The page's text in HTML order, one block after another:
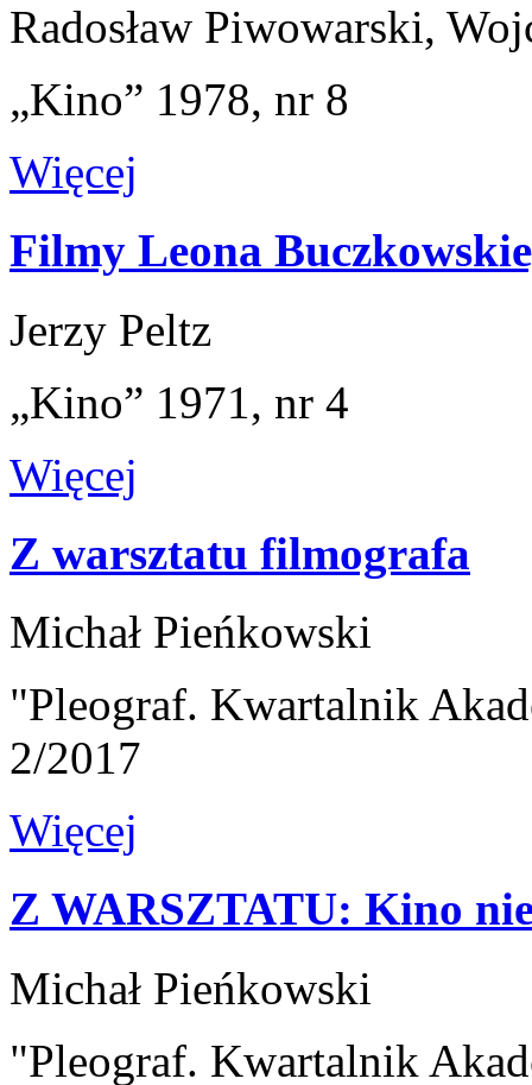
Radosław Piwowarski,
„Kino” 1978, nr 8
Więcej
Filmy Leona
Jerzy Peltz
„Kino” 1971, nr 4
Więcej
Z warsztatu filmografa
Michał Pieńkowski
"Pleograf. Kwartalnik
2/2017
Więcej
Z WARSZTATU: Kino
Michał Pieńkowski
"Pleograf. Kwartalnik